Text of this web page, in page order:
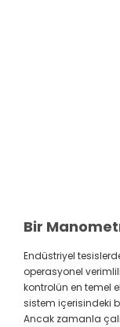
Endüstriyel
operasyonel
kontrolün en temel
sistem içerisindeki
Ancak zamanla